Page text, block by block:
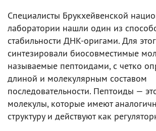
Специалисты Брукхейвенской
лаборатории нашли один из
стабильности ДНК-оригами. Для
синтезировали биосовместимые
называемые пептоидами, с четко
длиной и молекулярным составом
последовательности. Пептоиды —
молекулы, которые имеют
структуру и действуют как